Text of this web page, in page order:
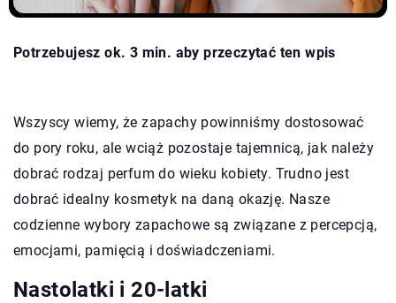
Potrzebujesz ok. 3 min. aby przeczytać ten wpis
Wszyscy wiemy, że zapachy powinniśmy dostosować
do pory roku, ale wciąż pozostaje tajemnicą, jak należy
dobrać rodzaj perfum do wieku kobiety. Trudno jest
dobrać idealny kosmetyk na daną okazję. Nasze
codzienne wybory zapachowe są związane z percepcją,
emocjami, pamięcią i doświadczeniami.
Nastolatki i 20-latki